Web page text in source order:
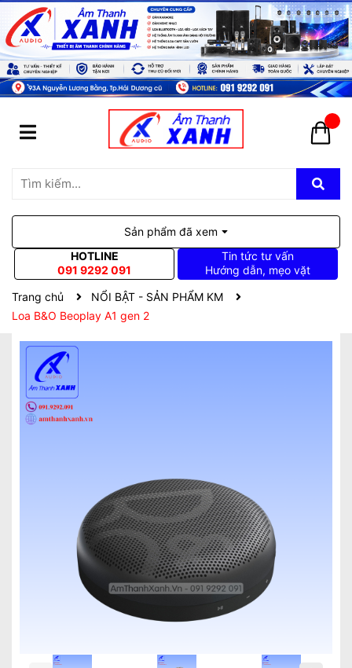
Sản phẩm đã xem
HOTLINE
091 9292 091
Tin tức tư vấn
Hướng dẫn, mẹo vặt
Trang chủ
NỔI BẬT - SẢN PHẨM KM
Loa B&O Beoplay A1 gen 2